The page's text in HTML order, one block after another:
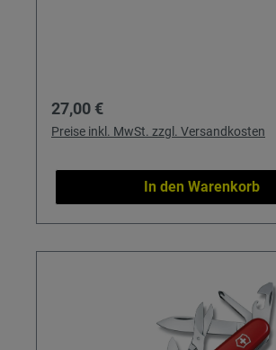
Regulärer Preis:
27,00 €
Preise inkl. MwSt. zzgl. Versandkosten
In den Warenkorb